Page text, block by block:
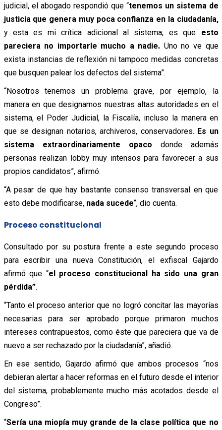
judicial, el abogado respondió que “tenemos un sistema de
justicia que genera muy poca confianza en la ciudadanía,
y esta es mi crítica adicional al sistema, es que esto
pareciera no importarle mucho a nadie. Uno no ve que
exista instancias de reflexión ni tampoco medidas concretas
que busquen palear los defectos del sistema”.
“Nosotros tenemos un problema grave, por ejemplo, la
manera en que designamos nuestras altas autoridades en el
sistema, el Poder Judicial, la Fiscalía, incluso la manera en
que se designan notarios, archiveros, conservadores. Es un
sistema extraordinariamente opaco donde además
personas realizan lobby muy intensos para favorecer a sus
propios candidatos”, afirmó.
“A pesar de que hay bastante consenso transversal en que
esto debe modificarse, nada sucede“, dio cuenta.
Proceso constitucional
Consultado por su postura frente a este segundo proceso
para escribir una nueva Constitución, el exfiscal Gajardo
afirmó que “el proceso constitucional ha sido una gran
pérdida”.
“Tanto el proceso anterior que no logró concitar las mayorías
necesarias para ser aprobado porque primaron muchos
intereses contrapuestos, como éste que pareciera que va de
nuevo a ser rechazado por la ciudadanía”, añadió.
En ese sentido, Gajardo afirmó que ambos procesos “nos
debieran alertar a hacer reformas en el futuro desde el interior
del sistema, probablemente mucho más acotados desde el
Congreso”.
“Sería una miopía muy grande de la clase política que no